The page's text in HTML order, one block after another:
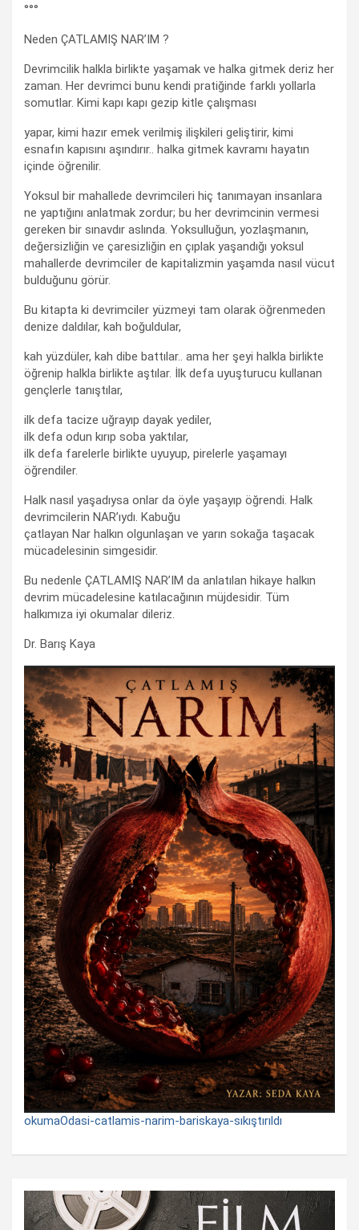
°°°
Neden ÇATLAMIŞ NAR’IM ?
Devrimcilik halkla birlikte yaşamak ve halka gitmek deriz her
zaman. Her devrimci bunu kendi pratiğinde farklı yollarla
somutlar. Kimi kapı kapı gezip kitle çalışması
yapar, kimi hazır emek verilmiş ilişkileri geliştirir, kimi
esnafın kapısını aşındırır.. halka gitmek kavramı hayatın
içinde öğrenilir.
Yoksul bir mahallede devrimcileri hiç tanımayan insanlara
ne yaptığını anlatmak zordur; bu her devrimcinin vermesi
gereken bir sınavdır aslında. Yoksulluğun, yozlaşmanın,
değersizliğin ve çaresizliğin en çıplak yaşandığı yoksul
mahallerde devrimciler de kapitalizmin yaşamda nasıl vücut
bulduğunu görür.
Bu kitapta ki devrimciler yüzmeyi tam olarak öğrenmeden
denize daldılar, kah boğuldular,
kah yüzdüler, kah dibe battılar.. ama her şeyi halkla birlikte
öğrenip halkla birlikte aştılar. İlk defa uyuşturucu kullanan
gençlerle tanıştılar,
ilk defa tacize uğrayıp dayak yediler,
ilk defa odun kırıp soba yaktılar,
ilk defa farelerle birlikte uyuyup, pirelerle yaşamayı
öğrendiler.
Halk nasıl yaşadıysa onlar da öyle yaşayıp öğrendi. Halk
devrimcilerin NAR’ıydı. Kabuğu
çatlayan Nar halkın olgunlaşan ve yarın sokağa taşacak
mücadelesinin simgesidir.
Bu nedenle ÇATLAMIŞ NAR’IM da anlatılan hikaye halkın
devrim mücadelesine katılacağının müjdesidir. Tüm
halkımıza iyi okumalar dileriz.
Dr. Barış Kaya
okumaOdasi-catlamis-narim-bariskaya-sıkıştırıldı